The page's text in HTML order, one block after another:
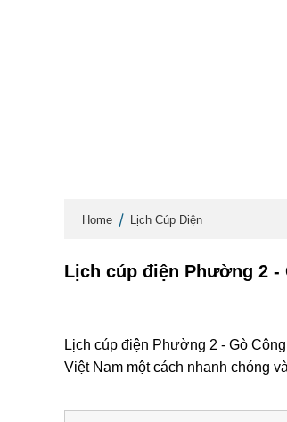
Home Lịch Cúp Điện
Lịch cúp điện Phường 2 -
Lịch cúp điện Phường 2 - Gò
Việt Nam một cách nhanh chóng